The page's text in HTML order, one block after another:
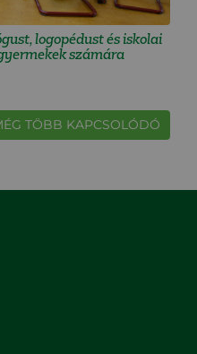
logopédust és iskolai
számára
TÖBB KAPCSOLÓDÓ